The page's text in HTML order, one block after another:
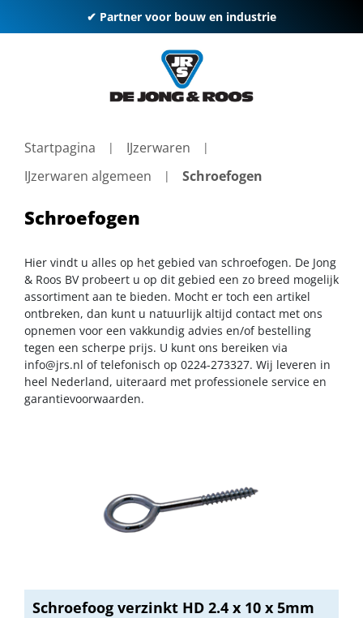
✔ Partner voor bouw en industrie
Startpagina
IJzerwaren
IJzerwaren algemeen
Schroefogen
Schroefogen
Hier vindt u alles op het gebied van schroefogen. De Jong
& Roos BV probeert u op dit gebied een zo breed mogelijk
assortiment aan te bieden. Mocht er toch een artikel
ontbreken, dan kunt u natuurlijk altijd contact met ons
opnemen voor een vakkundig advies en/of bestelling
tegen een scherpe prijs. U kunt ons bereiken via
info@jrs.nl of telefonisch op 0224-273327. Wij leveren in
heel Nederland, uiteraard met professionele service en
garantievoorwaarden.
Schroefoog verzinkt HD 2.4 x 10 x 5mm